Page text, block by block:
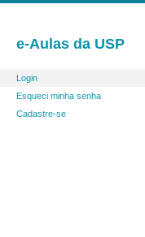
e-Aulas da USP
Login
Esqueci minha senha
Cadastre-se